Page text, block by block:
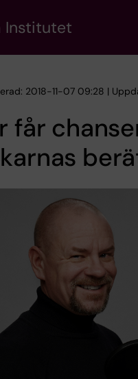
Institutet
2018-11-07 09:28 |
får